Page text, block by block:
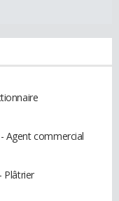
Agent commercial
Plâtrier